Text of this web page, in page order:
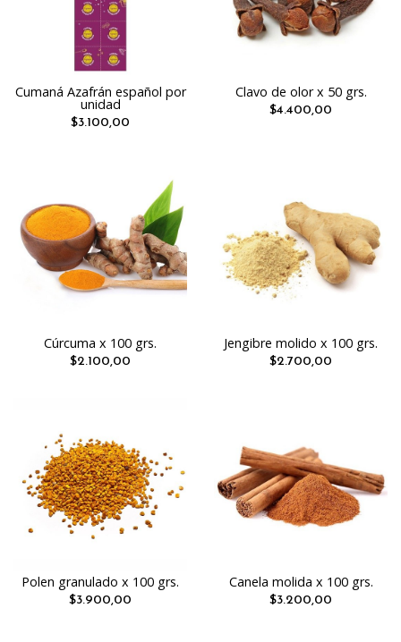
Cumaná Azafrán español por
unidad
$3.100,00
Clavo de olor x 50 grs.
$4.400,00
Cúrcuma x 100 grs.
$2.100,00
Jengibre molido x 100 grs.
$2.700,00
Polen granulado x 100 grs.
$3.900,00
Canela molida x 100 grs.
$3.200,00